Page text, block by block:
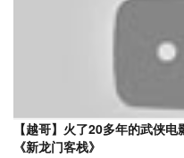
【越哥】火了20多年的武侠
《新龙门客栈》